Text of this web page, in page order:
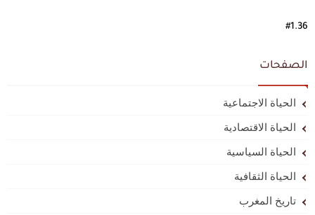
#1.36
الصفحات
الحياة الاجتماعية
الحياة الاقتصادية
الحياة السياسية
الحياة الثقافية
تاريخ المغرب